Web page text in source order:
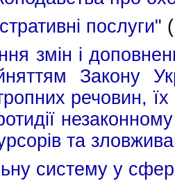
послуги"
змін і
Закону
речовин,
та
систему у